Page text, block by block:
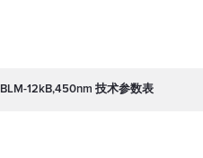
BLM-12kB,450nm 技术参数表